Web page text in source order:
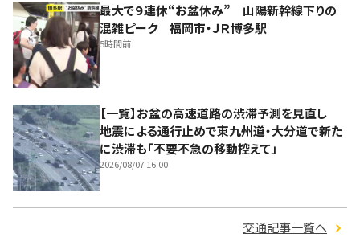
最大で９連休“お盆休み” 山陽新幹線下りの
混雑ピーク 福岡市・ＪＲ博多駅
5時間前
【一覧】お盆の高速道路の渋滞予測を見直し
地震による通行止めで東九州道・大分道で新た
に渋滞も「不要不急の移動控えて」
2026/08/07 16:00
交通記事一覧へ